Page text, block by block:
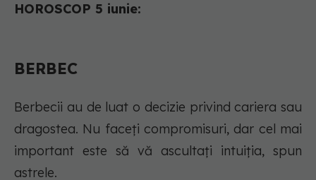
HOROSCOP 5 iunie:
BERBEC
Berbecii au de luat o decizie privind cariera sau
dragostea. Nu faceți compromisuri, dar cel mai
important este să vă ascultați intuiția, spun
astrele.